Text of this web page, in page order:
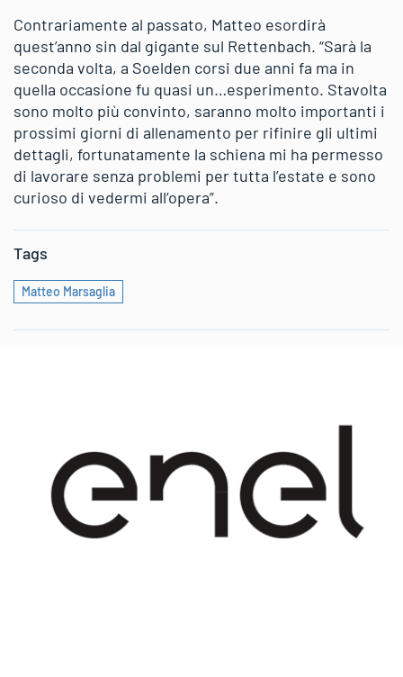
Contrariamente al passato, Matteo esordirà
quest’anno sin dal gigante sul Rettenbach. “Sarà la
seconda volta, a Soelden corsi due anni fa ma in
quella occasione fu quasi un…esperimento. Stavolta
sono molto più convinto, saranno molto importanti i
prossimi giorni di allenamento per rifinire gli ultimi
dettagli, fortunatamente la schiena mi ha permesso
di lavorare senza problemi per tutta l’estate e sono
curioso di vedermi all’opera”.
Tags
Matteo Marsaglia